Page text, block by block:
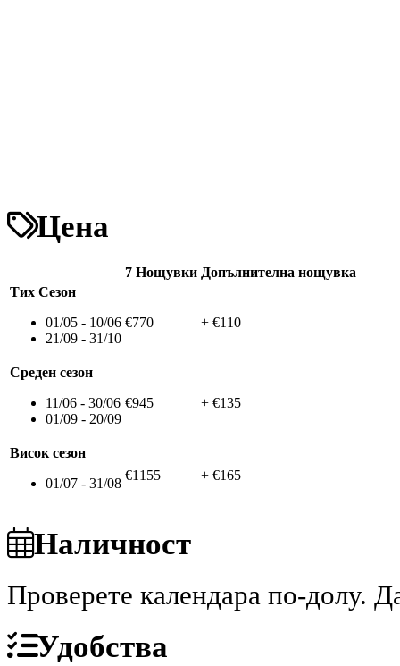
Цена
7 Нощувки Допълнителна нощувка
Тих Сезон
01/05 - 10/06
21/09 - 31/10
€770 + €110
Среден сезон
11/06 - 30/06
01/09 - 20/09
€945 + €135
Висок сезон
01/07 - 31/08
€1155 + €165
Наличност
Проверете календара по-долу.
Удобства